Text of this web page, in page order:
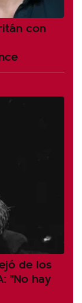
con
de los
"No hay